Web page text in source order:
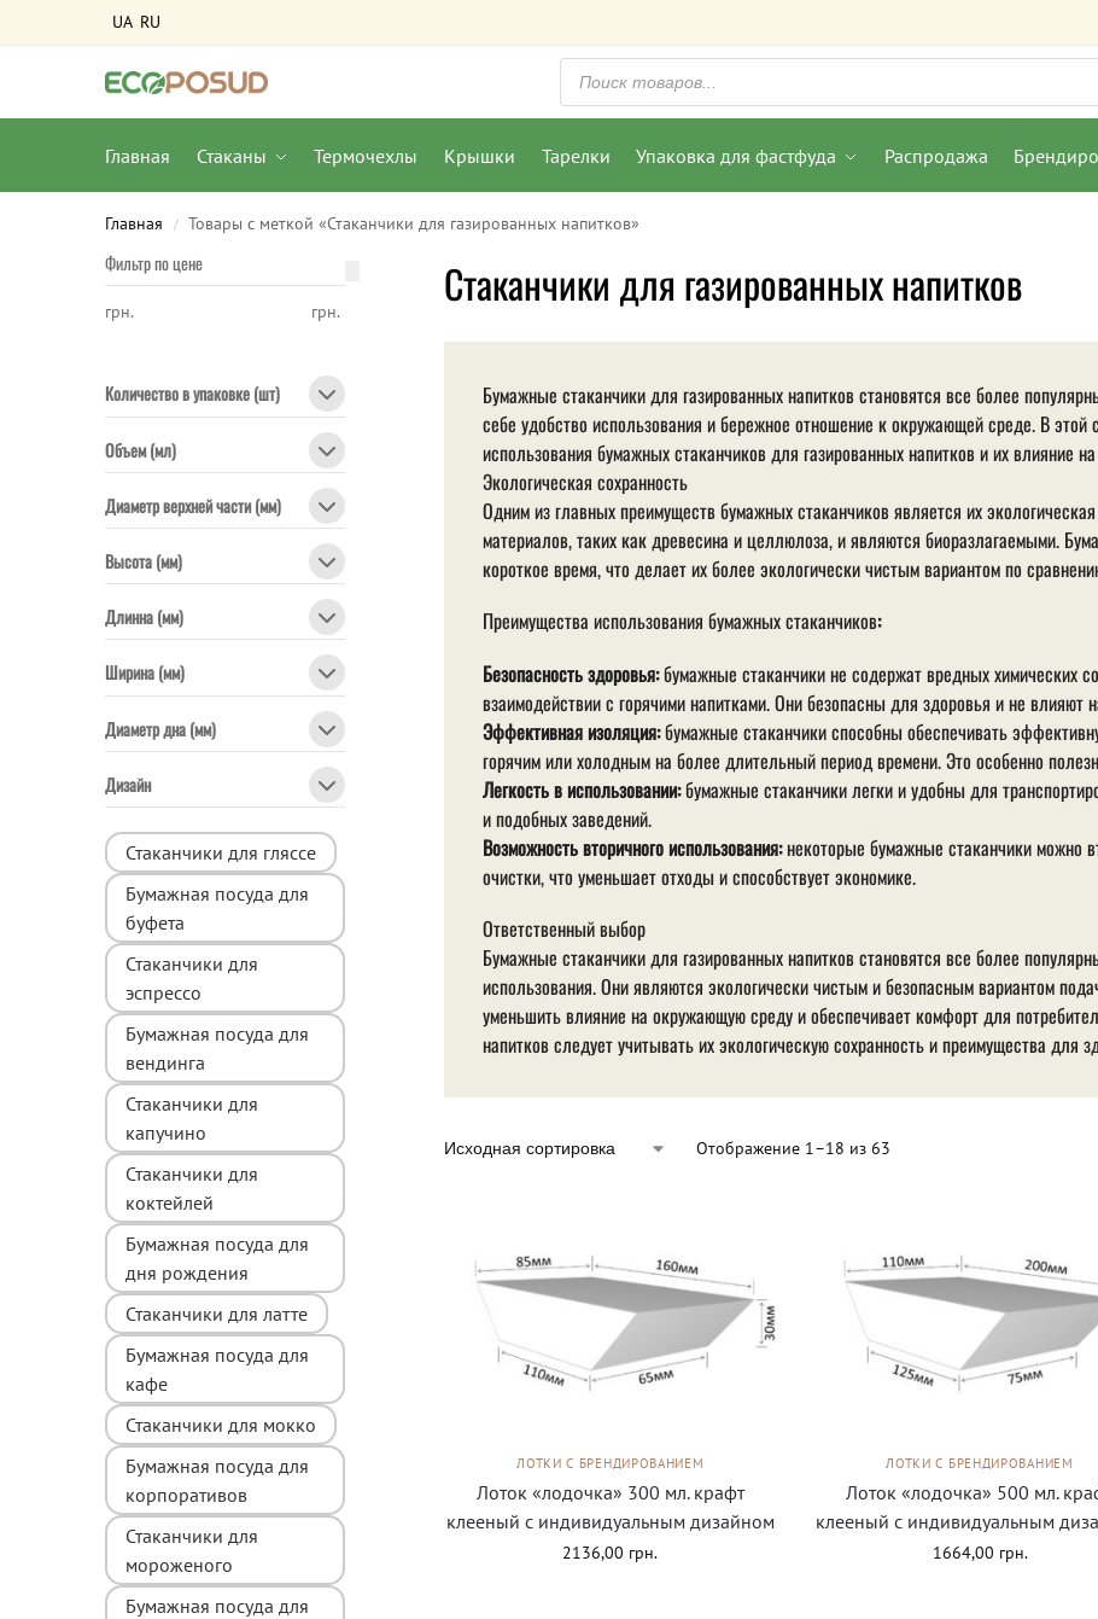
UA RU
Главная Стаканы Термочехлы Крышки Тарелки Упаковка для фастфуда Распродажа
Главная / Товары с меткой «Стаканчики для газированных напитков»
Стаканчики для газированных напитков
Бумажные стаканчики для газированных напитков становятся все более
себе удобство использования и бережное отношение к окружающей среде. В
использования бумажных стаканчиков для газированных напитков и их влияние
Экологическая сохранность
Одним из главных преимуществ бумажных стаканчиков является их
материалов, таких как древесина и целлюлоза, и являются биоразлагаемыми.
короткое время, что делает их более экологически чистым вариантом по
Преимущества использования бумажных стаканчиков:
Безопасность здоровья:бумажные стаканчики не содержат вредных химических
взаимодействии с горячими напитками. Они безопасны для здоровья и не влияют
Эффективная изоляция:бумажные стаканчики способны обеспечивать
горячим или холодным на более длительный период времени. Это особенно
Легкость в использовании:бумажные стаканчики легки и удобны для
и подобных заведений.
Возможность вторичного использования:некоторые бумажные стаканчики можно
очистки, что уменьшает отходы и способствует экономике.
Ответственный выбор
Бумажные стаканчики для газированных напитков становятся все более
использования. Они являются экологически чистым и безопасным вариантом
уменьшить влияние на окружающую среду и обеспечивает комфорт для
напитков следует учитывать их экологическую сохранность и преимущества для
Отображение 1–18 из 63
ЛОТКИ С БРЕНДИРОВАНИЕМ
Лоток «лодочка» 300 мл. крафт
клееный с индивидуальным дизайном
2136,00 грн.
ЛОТКИ С БРЕНДИРОВАНИЕМ
Лоток «лодочка» 500 мл.
клееный с индивидуальным
1664,00 грн.
Фильтр по цене
грн. грн.
Количество в упаковке (шт)
Объем (мл)
Диаметр верхней части (мм)
Высота (мм)
Длинна (мм)
Ширина (мм)
Диаметр дна (мм)
Дизайн
Стаканчики для гляссе
Бумажная посуда для
буфета
Стаканчики для
эспрессо
Бумажная посуда для
вендинга
Стаканчики для
капучино
Стаканчики для
коктейлей
Бумажная посуда для
дня рождения
Стаканчики для латте
Бумажная посуда для
кафе
Стаканчики для мокко
Бумажная посуда для
корпоративов
Стаканчики для
мороженого
Бумажная посуда для